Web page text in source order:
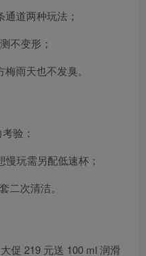
道两种玩法；
不变形；
雨天也不发臭。
验；
慢玩需另配低速杯；
二次清洁。
促 219 元送 100 ml 润滑